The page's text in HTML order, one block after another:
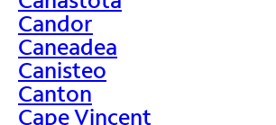
Candor
Caneadea
Canisteo
Canton
Cape Vincent